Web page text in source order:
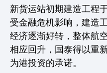
新货运站初期建造工程
受金融危机影响，建造
经济逐渐好转，整体航
相应回升，国泰得以重
为港投资的承诺。